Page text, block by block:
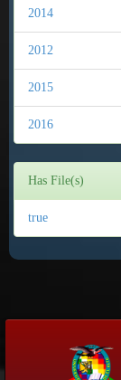
2014
2012
2015
2016
Has File(s)
true